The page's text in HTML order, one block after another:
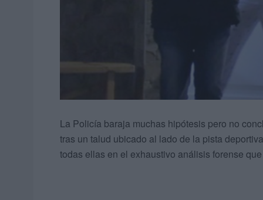
La Policía baraja muchas hipótesis pero no
tras un talud ubicado al lado de la pista
todas ellas en el exhaustivo análisis forense